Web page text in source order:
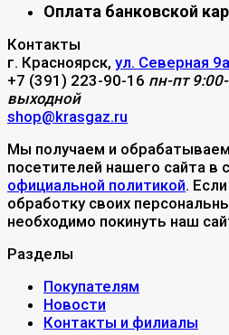
Оплата банковской
Контакты
г. Красноярск, ул. Северная 9а
+7 (391) 223-90-16 пн-пт
выходной
shop@krasgaz.ru
Мы получаем и
посетителей нашего сайта в
официальной политикой.
обработку своих
необходимо покинуть наш
Разделы
Покупателям
Новости
Контакты и филиалы